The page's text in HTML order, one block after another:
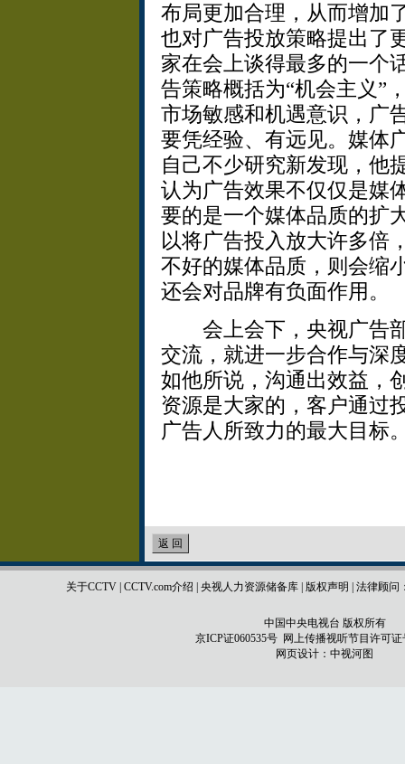
布局更加合理，从而增加
也对广告投放策略提出了
家在会上谈得最多的一个
告策略概括为“机会主义”
市场敏感和机遇意识，广
要凭经验、有远见。媒体
自己不少研究新发现，他
认为广告效果不仅仅是媒
要的是一个媒体品质的扩
以将广告投入放大许多倍
不好的媒体品质，则会缩
还会对品牌有负面作用。
会上会下，央视广告部
交流，就进一步合作与深
如他所说，沟通出效益，
资源是大家的，客户通过
广告人所致力的最大目标
关于CCTV| CCTV.com介绍 央视人力资源储备库| 版权声明 法律顾问
中国中央电视台 版权所有
京ICP证060535号 网上传播视听节目许可证
网页设计： 中视河图